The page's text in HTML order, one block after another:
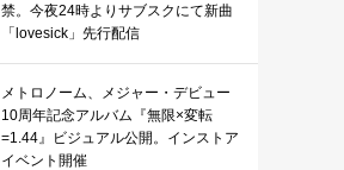
禁。今夜24時よりサブスクにて新曲
「lovesick」先行配信
メトロノーム、メジャー・デビュー
10周年記念アルバム『無限×変転
=1.44』ビジュアル公開。インストア
イベント開催